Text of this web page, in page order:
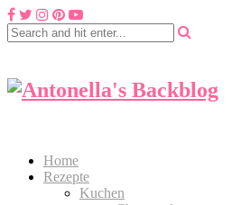
Home
Rezepte
Kuchen